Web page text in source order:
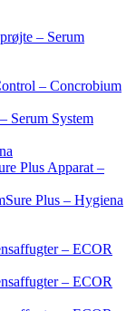
– Serum
– Concrobium
Serum System
Plus Apparat –
Plus – Hygiena
– ECOR
– ECOR